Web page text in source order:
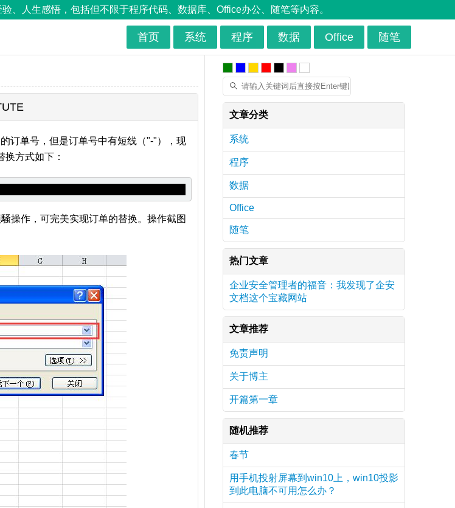
、人生感悟，包括但不限于程序代码、数据库、Office办公、随笔等内容。
首页 系统 程序 数据 Office 随笔
订单号，但是订单号中有短线（"-"），现
方式如下：
操作，可完美实现订单的替换。操作截图
文章分类
系统
程序
数据
Office
随笔
热门文章
企业安全管理者的福音：我发现了企安
文档这个宝藏网站
文章推荐
免责声明
关于博主
开篇第一章
随机推荐
春节
用手机投射屏幕到win10上，win10投影
到此电脑不可用怎么办？